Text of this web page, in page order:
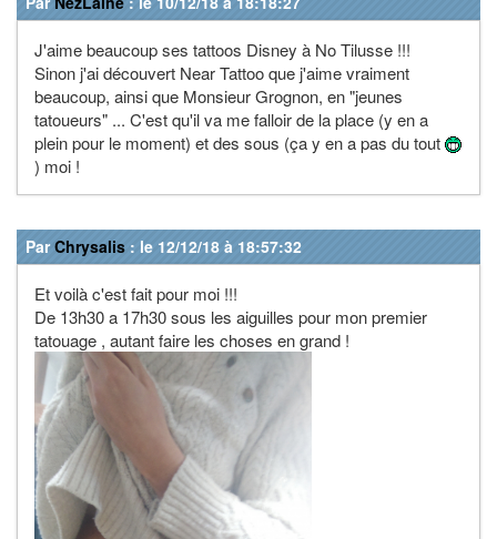
J'aime beaucoup ses tattoos Disney à No Tilusse !!!
Sinon j'ai découvert Near Tattoo que j'aime vraiment
beaucoup, ainsi que Monsieur Grognon, en "jeunes
tatoueurs" ... C'est qu'il va me falloir de la place (y en a
plein pour le moment) et des sous (ça y en a pas du tout
) moi !
ParChrysalis : le 12/12/18 à 18:57:32
Et voilà c'est fait pour moi !!!
De 13h30 a 17h30 sous les aiguilles pour mon premier
tatouage , autant faire les choses en grand !